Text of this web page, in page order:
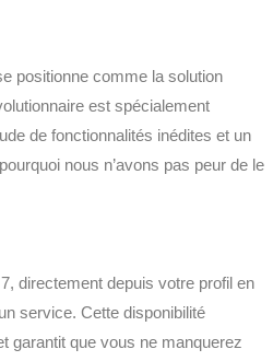
positionne comme la solution
est spécialement
de fonctionnalités inédites et un
nous n’avons pas peur de le
directement depuis votre profil en
service. Cette disponibilité
garantit que vous ne manquerez